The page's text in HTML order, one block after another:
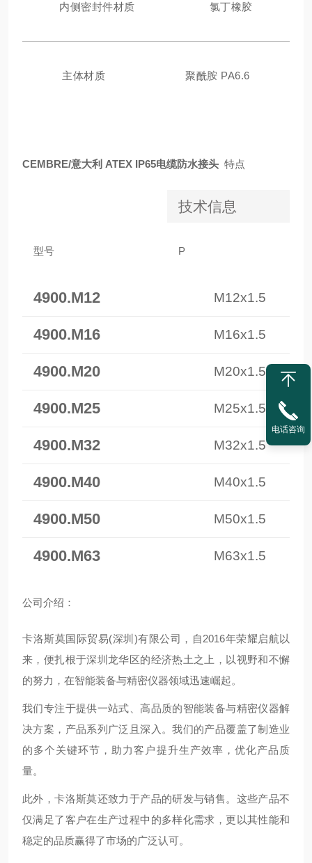
内侧密封件材质 氯丁橡胶
主体材质 聚酰胺 PA6.6
CEMBRE/意大利 ATEX IP65电缆防水接头 特点
技术信息
型号 P
4900.M12 M12x1.5
4900.M16 M16x1.5
4900.M20 M20x1.5
4900.M25 M25x1.5
4900.M32 M32x1.5
4900.M40 M40x1.5
4900.M50 M50x1.5
4900.M63 M63x1.5
公司介绍：
卡洛斯莫国际贸易(深圳)有限公司，自2016年荣耀启航以
来，便扎根于深圳龙华区的经济热土之上，以视野和不懈
的努力，在智能装备与精密仪器领域迅速崛起。
我们专注于提供一站式、高品质的智能装备与精密仪器解
决方案，产品系列广泛且深入。我们的产品覆盖了制造业
的多个关键环节，助力客户提升生产效率，优化产品质
量。
此外，卡洛斯莫还致力于产品的研发与销售。这些产品不
仅满足了客户在生产过程中的多样化需求，更以其性能和
稳定的品质赢得了市场的广泛认可。
电话咨询